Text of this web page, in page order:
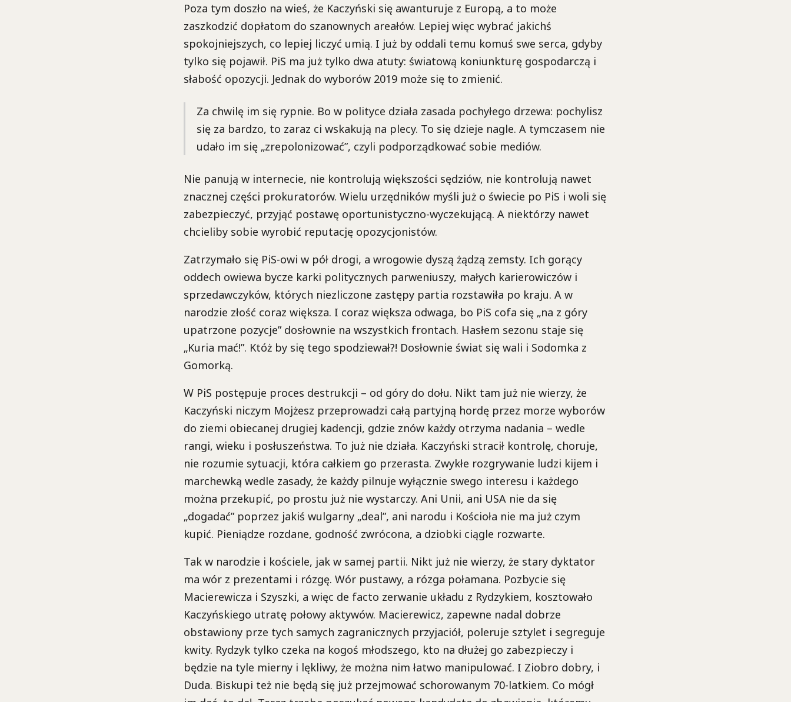
Poza tym doszło na wieś, że Kaczyński się awanturuje z Europą, a to może
zaszkodzić dopłatom do szanownych areałów. Lepiej więc wybrać jakichś
spokojniejszych, co lepiej liczyć umią. I już by oddali temu komuś swe serca, gdyby
tylko się pojawił. PiS ma już tylko dwa atuty: światową koniunkturę gospodarczą i
słabość opozycji. Jednak do wyborów 2019 może się to zmienić.
Za chwilę im się rypnie. Bo w polityce działa zasada pochyłego drzewa: pochylisz
się za bardzo, to zaraz ci wskakują na plecy. To się dzieje nagle. A tymczasem nie
udało im się „zrepolonizować”, czyli podporządkować sobie mediów.
Nie panują w internecie, nie kontrolują większości sędziów, nie kontrolują nawet
znacznej części prokuratorów. Wielu urzędników myśli już o świecie po PiS i woli się
zabezpieczyć, przyjąć postawę oportunistyczno-wyczekującą. A niektórzy nawet
chcieliby sobie wyrobić reputację opozycjonistów.
Zatrzymało się PiS-owi w pół drogi, a wrogowie dyszą żądzą zemsty. Ich gorący
oddech owiewa bycze karki politycznych parweniuszy, małych karierowiczów i
sprzedawczyków, których niezliczone zastępy partia rozstawiła po kraju. A w
narodzie złość coraz większa. I coraz większa odwaga, bo PiS cofa się „na z góry
upatrzone pozycje” dosłownie na wszystkich frontach. Hasłem sezonu staje się
„Kuria mać!”. Któż by się tego spodziewał?! Dosłownie świat się wali i Sodomka z
Gomorką.
W PiS postępuje proces destrukcji – od góry do dołu. Nikt tam już nie wierzy, że
Kaczyński niczym Mojżesz przeprowadzi całą partyjną hordę przez morze wyborów
do ziemi obiecanej drugiej kadencji, gdzie znów każdy otrzyma nadania – wedle
rangi, wieku i posłuszeństwa. To już nie działa. Kaczyński stracił kontrolę, choruje,
nie rozumie sytuacji, która całkiem go przerasta. Zwykłe rozgrywanie ludzi kijem i
marchewką wedle zasady, że każdy pilnuje wyłącznie swego interesu i każdego
można przekupić, po prostu już nie wystarczy. Ani Unii, ani USA nie da się
„dogadać” poprzez jakiś wulgarny „deal”, ani narodu i Kościoła nie ma już czym
kupić. Pieniądze rozdane, godność zwrócona, a dziobki ciągle rozwarte.
Tak w narodzie i kościele, jak w samej partii. Nikt już nie wierzy, że stary dyktator
ma wór z prezentami i rózgę. Wór pustawy, a rózga połamana. Pozbycie się
Macierewicza i Szyszki, a więc de facto zerwanie układu z Rydzykiem, kosztowało
Kaczyńskiego utratę połowy aktywów. Macierewicz, zapewne nadal dobrze
obstawiony prze tych samych zagranicznych przyjaciół, poleruje sztylet i segreguje
kwity. Rydzyk tylko czeka na kogoś młodszego, kto na dłużej go zabezpieczy i
będzie na tyle mierny i lękliwy, że można nim łatwo manipulować. I Ziobro dobry, i
Duda. Biskupi też nie będą się już przejmować schorowanym 70-latkiem. Co mógł